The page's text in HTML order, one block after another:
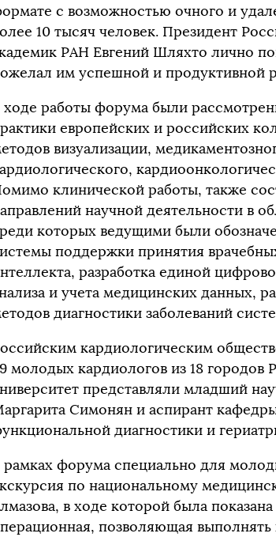
с возможностью очного и
10 тысяч человек. Президент
РАН Евгений Шляхто лично
им успешной и продуктивной
ходе работы форума были
европейских и российских
визуализации,
клинической работы, также
научной деятельности в
которых ведущими были
поддержки принятия
разработка единой
и учета медицинских данных,
диагностики заболеваний
кардиологическим
молодых кардиологов из 18 городов
представляли младший
Симонян и аспирант
диагностики и
рамках форума специально для
по национальному
в ходе которой была
позволяющая